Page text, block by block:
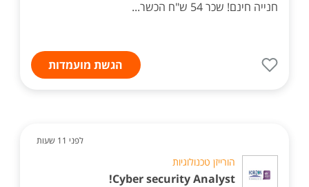
חנייה חינם! שכר 54 ש"ח הכשר...
הגשת מועמדות
לפני 11 שעות
הורייזן טכנולוגיות
Cyber security Analyst!